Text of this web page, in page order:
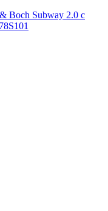
Boch Subway 2.0 с